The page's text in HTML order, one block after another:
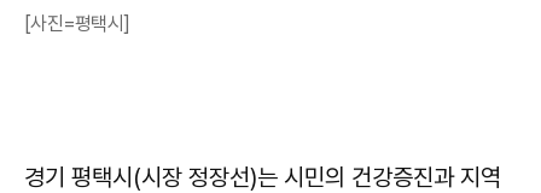
[사진=평택시]
경기 평택시(시장 정장선)는 시민의 건강증진과 지역